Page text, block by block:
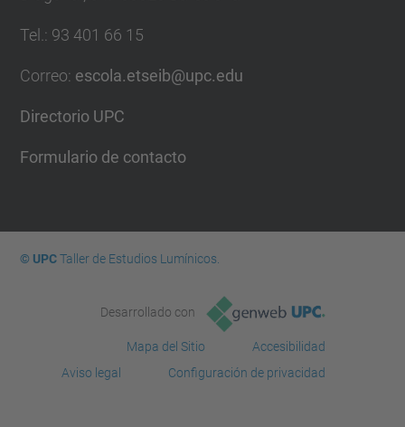
Tel. : 93 401 66 15
Correo: escola.etseib@upc.edu
Directorio UPC
Formulario de contacto
© UPCTaller de Estudios Lumínicos.
Desarrollado con
Mapa del Sitio
Accesibilidad
Aviso legal
Configuración de privacidad